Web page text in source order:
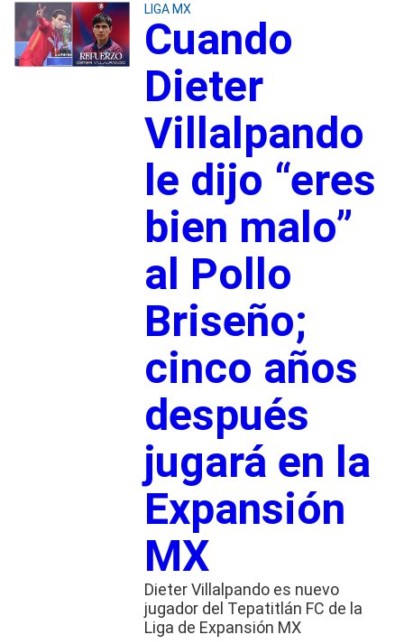
LIGA MX
Cuando
Dieter
Villalpando
le dijo “eres
bien malo”
al Pollo
Briseño;
cinco años
después
jugará en la
Expansión
MX
Dieter Villalpando es nuevo
jugador del Tepatitlán FC de la
Liga de Expansión MX